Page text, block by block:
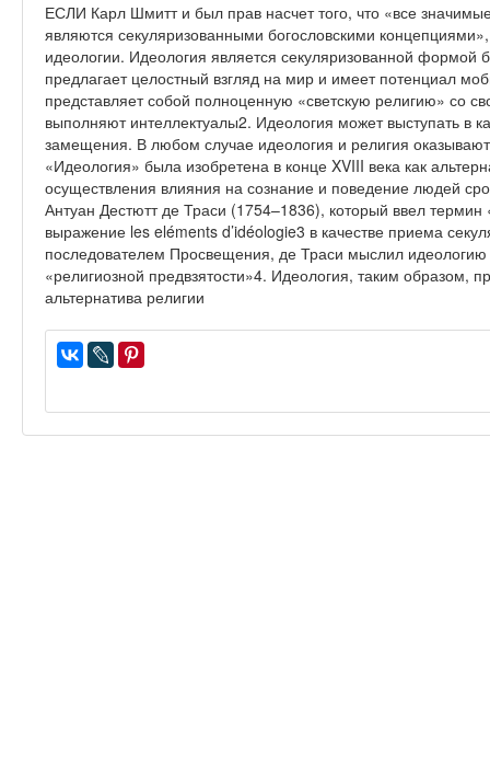
ЕСЛИ Карл Шмитт и был прав насчет того, что «все
являются секуляризованными богословскими
идеологии. Идеология является секуляризованной формой
предлагает целостный взгляд на мир и имеет потенциал
представляет собой полноценную «светскую религию» со
выполняют интеллектуалы2. Идеология может выступать в
замещения. В любом случае идеология и религия
«Идеология» была изобретена в конце XVIII века как
осуществления влияния на сознание и поведение людей
Антуан Дестютт де Траси (1754–1836), который ввел термин
выражение les eléments d’idéologie3 в качестве приема
последователем Просвещения, де Траси мыслил идеологию
«религиозной предвзятости»4. Идеология, таким образом,
альтернатива религии